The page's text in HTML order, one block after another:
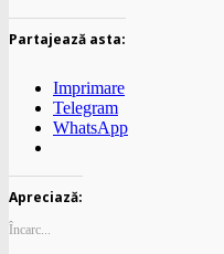
Partajează asta:
Imprimare
Telegram
WhatsApp
Apreciază:
Încarc...